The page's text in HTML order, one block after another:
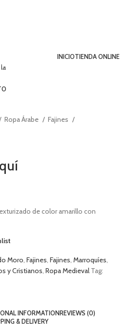
INICIOTIENDA ONLINE
Ropa Árabe
Fajines
de color amarillo con
Moro Fajines Fajines Marroquíes
y Cristianos Ropa Medieval Tag:
INFORMATIONREVIEWS (0)
& DELIVERY
are looking for.